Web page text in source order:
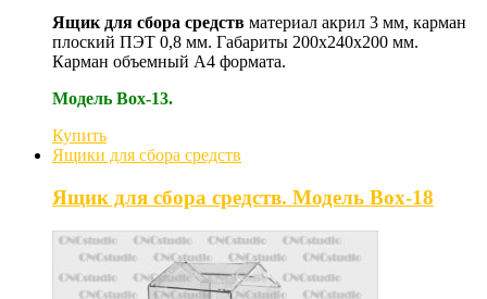
Ящик для сбора средств материал акрил 3 мм, карман
плоский ПЭТ 0,8 мм. Габариты 200х240х200 мм.
Карман объемный А4 формата.
Модель Box-13.
Купить
Ящики для сбора средств
Ящик для сбора средств. Модель Box-18